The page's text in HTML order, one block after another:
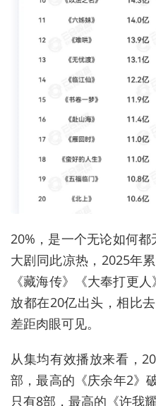
20%，是一个无论如何
大剧同此凉热，2025年
《藏海传》《大奉打更
放都在20亿出头，相比
差距肉眼可见。
从集均有效播放来看，
部，最高的《庆余年2》
只有8部，最高的《许我